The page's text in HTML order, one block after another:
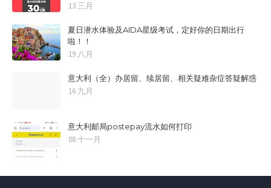
13 三月
夏日潜水体验及AIDA星级考试，定好你的日期出行
啦！！
19 八月
意大利（全）办居留、续居留、相关疑难杂症答疑解惑
16 九月
意大利邮局postepay流水如何打印
08 十一月